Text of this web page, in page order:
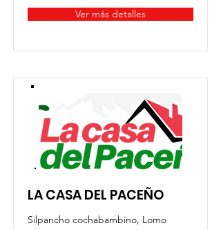
Ver más detalles
LA CASA DEL PACEÑO
Silpancho cochabambino, Lomo